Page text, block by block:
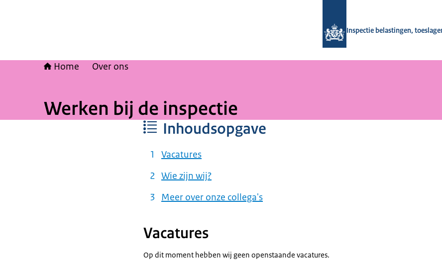
Inspectie belastingen,
Home Over ons
Werken bij de inspectie
Inhoudsopgave
Vacatures
Wie zijn wij?
Meer over onze collega's
Vacatures
Op dit moment hebben wij geen openstaande vacatures.